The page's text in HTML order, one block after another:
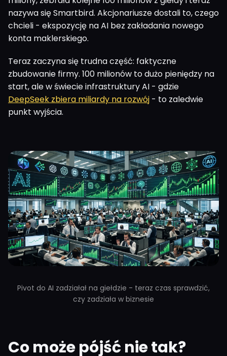
nazywa się Smartbird. Akcjonariusze dostali to, czego
chcieli - ekspozycję na AI bez zakładania nowego
konta maklerskiego.
Teraz zaczyna się trudna część: faktyczne
zbudowanie firmy. 100 milionów to dużo pieniędzy na
start, ale w świecie infrastruktury AI - gdzie
DeepSeek zbiera miliardy na rozwój - to zaledwie
punkt wyjścia.
Pivot do AI zadziałał na giełdzie - teraz czas sprawdzić,
czy zadziała w biznesie
Co może pójść nie tak?